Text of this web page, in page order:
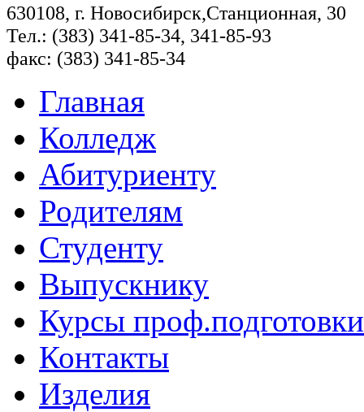
630108, г. Новосибирск,Станционная, 30
Тел.: (383) 341-85-34, 341-85-93
факс: (383) 341-85-34
Главная
Колледж
Абитуриенту
Родителям
Студенту
Выпускнику
Курсы проф.подготовки
Контакты
Изделия